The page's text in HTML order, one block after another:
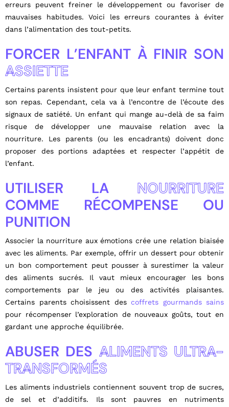
erreurs peuvent freiner le développement ou favoriser de
mauvaises habitudes. Voici les erreurs courantes à éviter
dans l’alimentation des tout-petits.
FORCER L’ENFANT À FINIR SON
ASSIETTE
Certains parents insistent pour que leur enfant termine tout
son repas. Cependant, cela va à l’encontre de l’écoute des
signaux de satiété. Un enfant qui mange au-delà de sa faim
risque de développer une mauvaise relation avec la
nourriture. Les parents (ou les encadrants) doivent donc
proposer des portions adaptées et respecter l’appétit de
l’enfant.
UTILISER LA NOURRITURE
COMME RÉCOMPENSE OU
PUNITION
Associer la nourriture aux émotions crée une relation biaisée
avec les aliments. Par exemple, offrir un dessert pour obtenir
un bon comportement peut pousser à surestimer la valeur
des aliments sucrés. Il vaut mieux encourager les bons
comportements par le jeu ou des activités plaisantes.
Certains parents choisissent des coffrets gourmands sains
pour récompenser l’exploration de nouveaux goûts, tout en
gardant une approche équilibrée.
ABUSER DES ALIMENTS ULTRA-
TRANSFORMÉS
Les aliments industriels contiennent souvent trop de sucres,
de sel et d’additifs. Ils sont pauvres en nutriments